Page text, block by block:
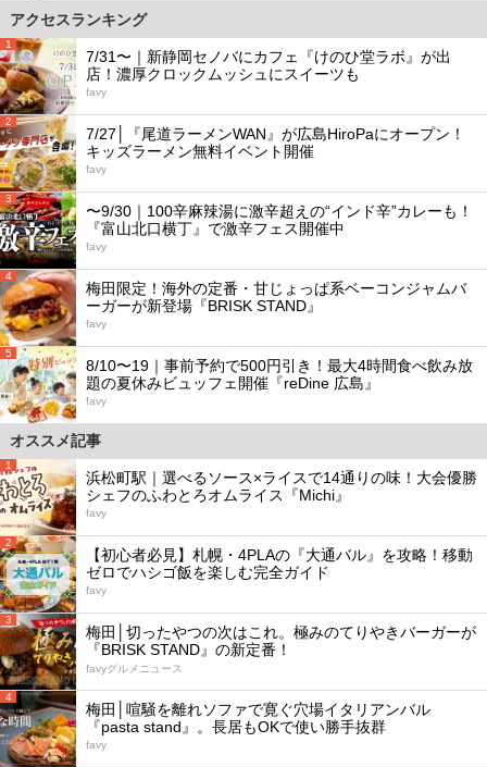
アクセスランキング
1
7/31〜｜新静岡セノバにカフェ『けのひ堂ラボ』が出
店！濃厚クロックムッシュにスイーツも
favy
2
7/27│『尾道ラーメンWAN』が広島HiroPaにオープン！
キッズラーメン無料イベント開催
favy
3
〜9/30｜100辛麻辣湯に激辛超えの“インド辛”カレーも！
『富山北口横丁』で激辛フェス開催中
favy
4
梅田限定！海外の定番・甘じょっぱ系ベーコンジャムバ
ーガーが新登場『BRISK STAND』
favy
5
8/10〜19｜事前予約で500円引き！最大4時間食べ飲み放
題の夏休みビュッフェ開催『reDine 広島』
favy
オススメ記事
1
浜松町駅｜選べるソース×ライスで14通りの味！大会優勝
シェフのふわとろオムライス『Michi』
favy
2
【初心者必見】札幌・4PLAの『大通バル』を攻略！移動
ゼロでハシゴ飯を楽しむ完全ガイド
favy
3
梅田│切ったやつの次はこれ。極みのてりやきバーガーが
『BRISK STAND』の新定番！
favyグルメニュース
4
梅田│喧騒を離れソファで寛ぐ穴場イタリアンバル
『pasta stand』。長居もOKで使い勝手抜群
favy